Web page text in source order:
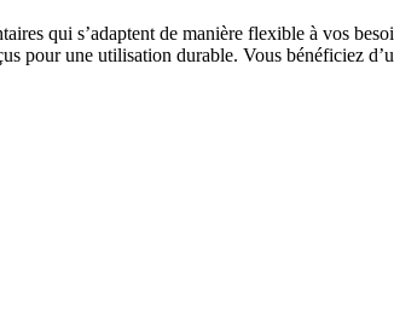
qui s’adaptent de manière flexible à vos
pour une utilisation durable. Vous bénéficiez